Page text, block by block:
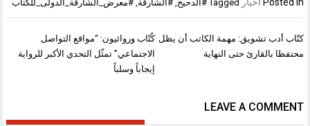
Tagged #الدحيح ,#الشارقة ,#معرض_الشارقة_الدولى_للكتاب
تصفّح
المقالات
كُتّاب وروائيون: “مواقع التواصل
الاجتماعي” تمثّل التحدي الأكبر للرواية
إيجاباً وسلباً
كتّاب أدب تشويق: مهمة الكاتب أن يظل
محتفظا بالقارئ حتى النهاية
LEAVE A COMMENT